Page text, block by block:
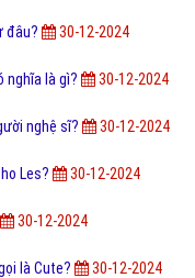
đâu? 30-12-2024
nghĩa là gì? 30-12-2024
nghệ sĩ? 30-12-2024
Les? 30-12-2024
30-12-2024
là Cute? 30-12-2024